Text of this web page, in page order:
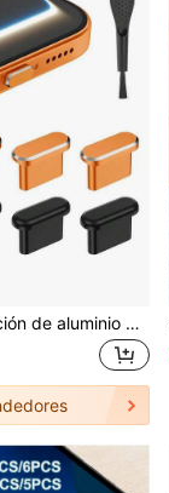
4 piezas de aleación de aluminio + 4 piezas de tapones antipolvo de silicona USB-C para iPhone 17 Pro/Pro Max, Galaxy S25 y todos los dispositivos USB-C, color naranja cósmico